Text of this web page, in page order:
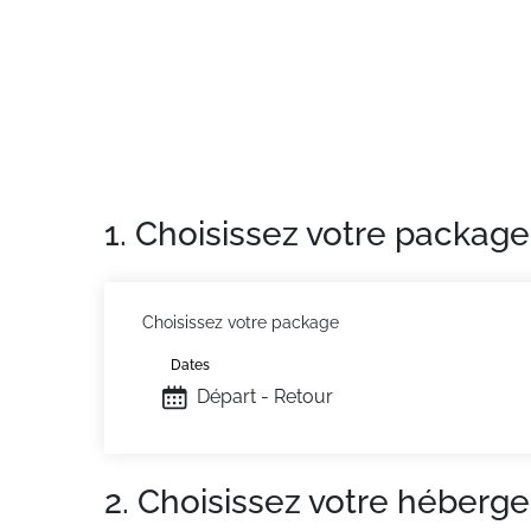
1. Choisissez votre package
Choisissez votre package
Départ - Retour
Dates
2. Choisissez votre